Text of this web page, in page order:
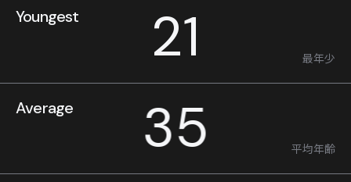
Youngest 21 最年少
Average 35 平均年齢